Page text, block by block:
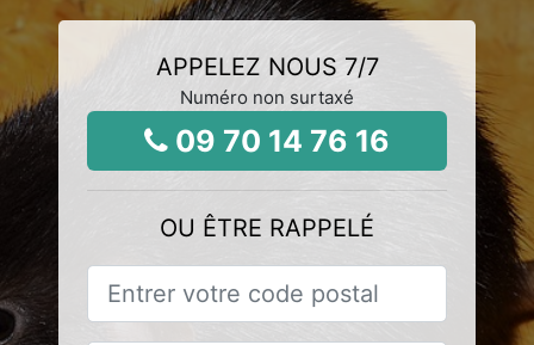
APPELEZ NOUS 7/7
Numéro non surtaxé
09 70 14 76 16
OU ÊTRE RAPPELÉ